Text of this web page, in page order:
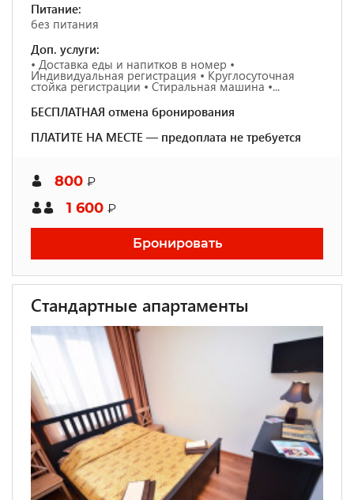
Питание:
без питания
Доп. услуги:
• Доставка еды и напитков в номер •
Индивидуальная регистрация • Круглосуточная
стойка регистрации • Стиральная машина •...
БЕСПЛАТНАЯ отмена бронирования
ПЛАТИТЕ НА МЕСТЕ — предоплата не требуется
800 ₽
1 600 ₽
Бронировать
Стандартные апартаменты